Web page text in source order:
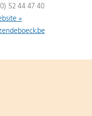
52 44 47 40
»